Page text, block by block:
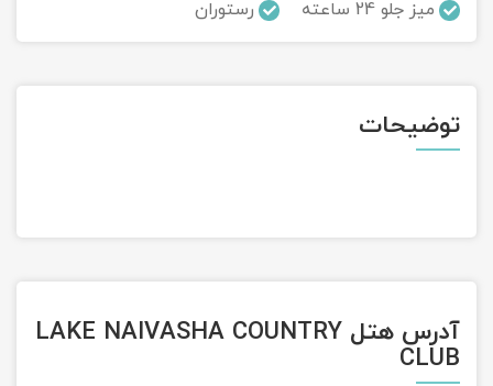
میز جلو 24 ساعته
رستوران
توضیحات
آدرس هتل LAKE NAIVASHA COUNTRY
CLUB
تور سوباتان
تور مرداب هسل
تور ترکمن صحرا
تور آفرود